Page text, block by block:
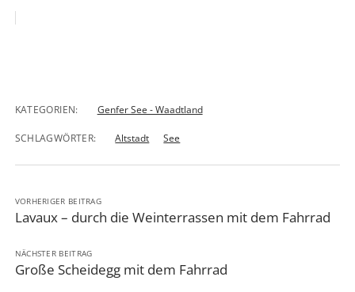
KATEGORIEN: Genfer See - Waadtland
SCHLAGWÖRTER: Altstadt See
VORHERIGER BEITRAG
Lavaux – durch die Weinterrassen mit dem Fahrrad
NÄCHSTER BEITRAG
Große Scheidegg mit dem Fahrrad